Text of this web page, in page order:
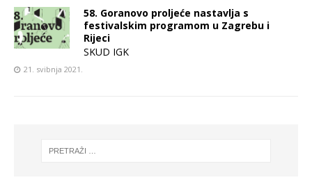
58. Goranovo proljeće nastavlja s
festivalskim programom u Zagrebu i
Rijeci
SKUD IGK
21. svibnja 2021.